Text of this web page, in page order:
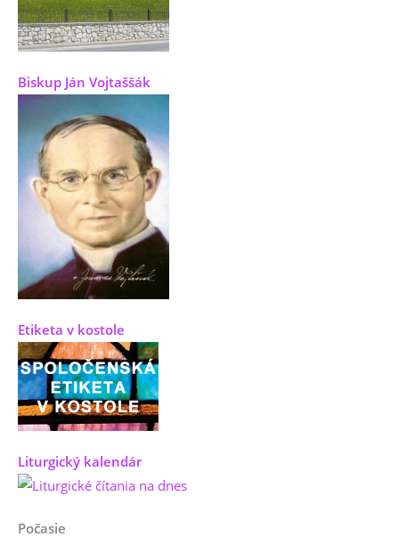
Biskup Ján Vojtaššák
Etiketa v kostole
Liturgický kalendár
Počasie